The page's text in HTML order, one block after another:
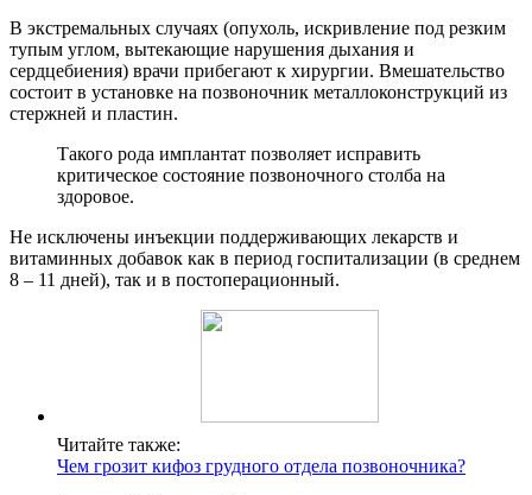
В экстремальных случаях (опухоль, искривление под резким
тупым углом, вытекающие нарушения дыхания и
сердцебиения) врачи прибегают к хирургии. Вмешательство
состоит в установке на позвоночник металлоконструкций из
стержней и пластин.
Такого рода имплантат позволяет исправить
критическое состояние позвоночного столба на
здоровое.
Не исключены инъекции поддерживающих лекарств и
витаминных добавок как в период госпитализации (в среднем
8 – 11 дней), так и в постоперационный.
Читайте также:
Чем грозит кифоз грудного отдела позвоночника?